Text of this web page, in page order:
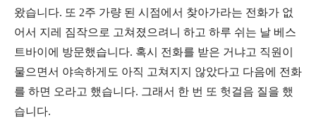
왔습니다. 또 2주 가량 된 시점에서 찾아가라는 전화가 없
어서 지레 짐작으로 고쳐졌으려니 하고 하루 쉬는 날 베스
트바이에 방문했습니다. 혹시 전화를 받은 거냐고 직원이
물으면서 야속하게도 아직 고쳐지지 않았다고 다음에 전화
를 하면 오라고 했습니다. 그래서 한 번 또 헛걸음 질을 했
습니다.